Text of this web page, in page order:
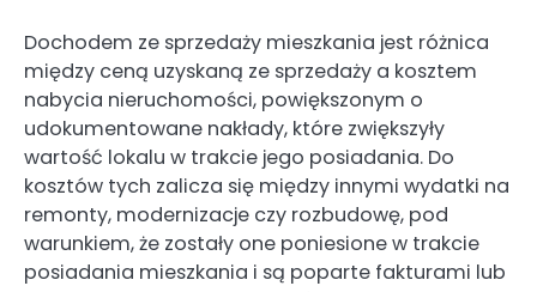
Dochodem ze sprzedaży mieszkania jest różnica
między ceną uzyskaną ze sprzedaży a kosztem
nabycia nieruchomości, powiększonym o
udokumentowane nakłady, które zwiększyły
wartość lokalu w trakcie jego posiadania. Do
kosztów tych zalicza się między innymi wydatki na
remonty, modernizacje czy rozbudowę, pod
warunkiem, że zostały one poniesione w trakcie
posiadania mieszkania i są poparte fakturami lub